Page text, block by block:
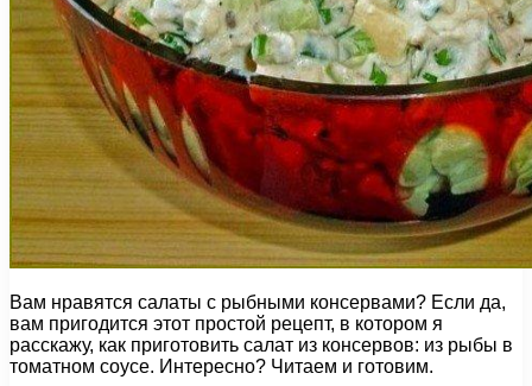
Вам нравятся салаты с рыбными консервами? Если да,
вам пригодится этот простой рецепт, в котором я
расскажу, как приготовить салат из консервов: из рыбы в
томатном соусе. Интересно? Читаем и готовим.